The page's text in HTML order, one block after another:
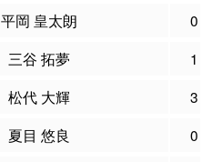
平岡 皇太朗
0
三谷 拓夢
1
松代 大輝
3
夏目 悠良
0